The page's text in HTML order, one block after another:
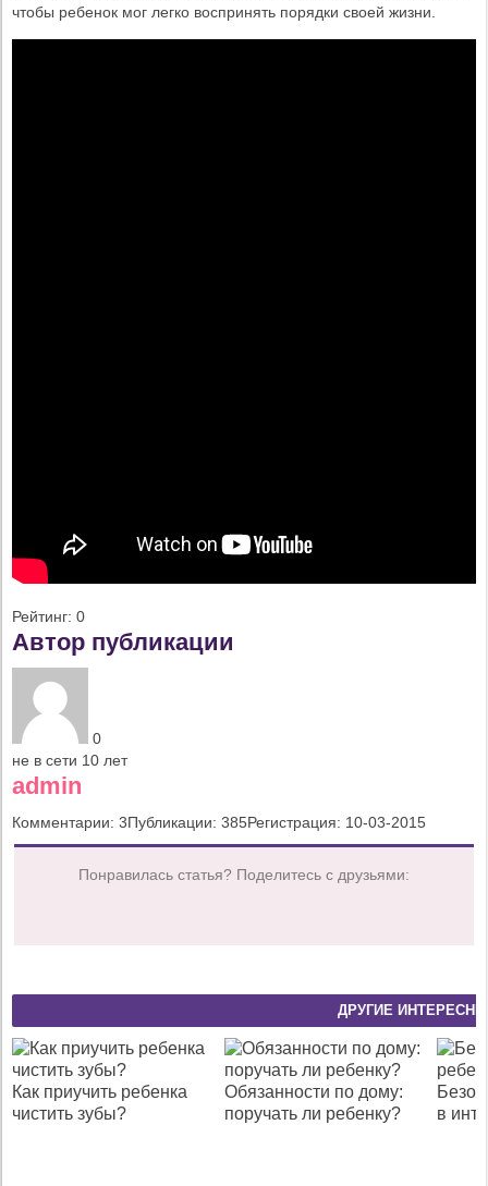
чтобы ребенок мог легко воспринять порядки своей жизни.
Рейтинг:0
Автор публикации
0
не в сети 10 лет
admin
Комментарии: 3Публикации: 385Регистрация: 10-03-2015
Понравилась статья? Поделитесь с друзьями:
ДРУГИЕ
Как приучить ребенка
чистить зубы?
Обязанности по дому:
поручать ли ребенку?
в